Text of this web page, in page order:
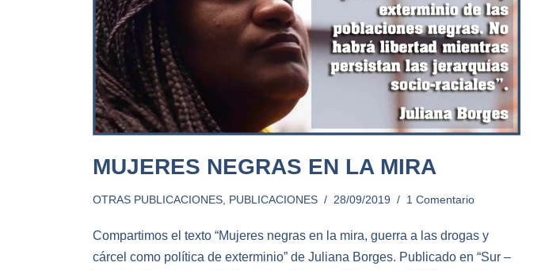
MUJERES NEGRAS EN LA MIRA
OTRAS PUBLICACIONES PUBLICACIONES 28/09/2019 1 Comentario
Compartimos el texto “Mujeres negras en la mira, guerra a las drogas y
cárcel como política de exterminio” de Juliana Borges. Publicado en “Sur –